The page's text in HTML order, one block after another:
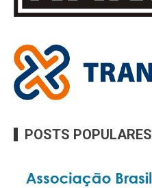
POSTS POPULARES